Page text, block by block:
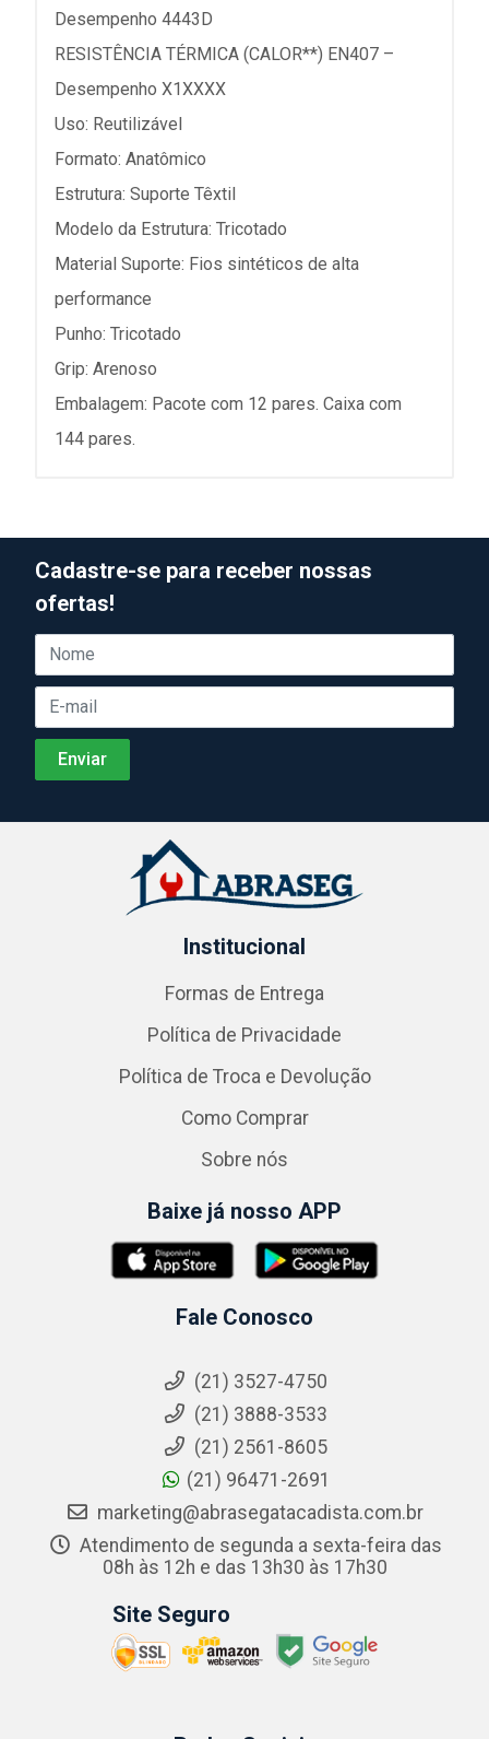
Desempenho 4443D
RESISTÊNCIA TÉRMICA (CALOR**) EN407 –
Desempenho X1XXXX
Uso: Reutilizável
Formato: Anatômico
Estrutura: Suporte Têxtil
Modelo da Estrutura: Tricotado
Material Suporte: Fios sintéticos de alta
performance
Punho: Tricotado
Grip: Arenoso
Embalagem: Pacote com 12 pares. Caixa com
144 pares.
Cadastre-se para receber nossas
ofertas!
Institucional
Formas de Entrega
Política de Privacidade
Política de Troca e Devolução
Como Comprar
Sobre nós
Baixe já nosso APP
Fale Conosco
(21) 3527-4750
(21) 3888-3533
(21) 2561-8605
(21) 96471-2691
marketing@abrasegatacadista.com.br
Atendimento de segunda a sexta-feira das
08h às 12h e das 13h30 às 17h30
Site Seguro